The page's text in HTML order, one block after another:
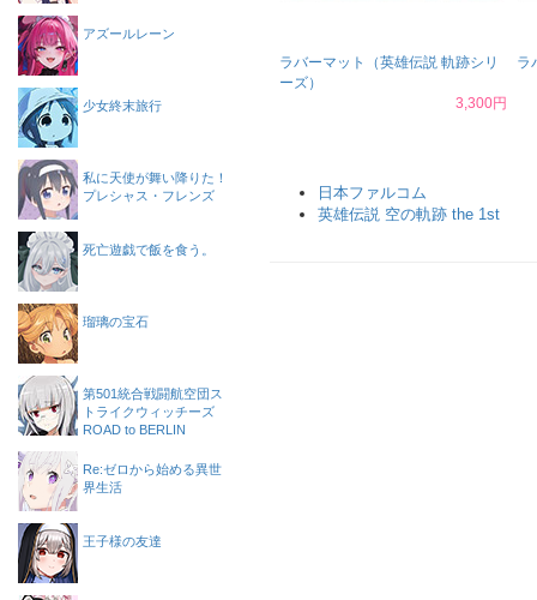
ラバーマット（英雄伝説 軌跡シリ
ーズ）
3,300円
ラ
日本ファルコム
英雄伝説 空の軌跡 the 1st
アズールレーン
少女終末旅行
私に天使が舞い降りた！
プレシャス・フレンズ
死亡遊戯で飯を食う。
瑠璃の宝石
第501統合戦闘航空団ス
トライクウィッチーズ
ROAD to BERLIN
Re:ゼロから始める異世
界生活
王子様の友達